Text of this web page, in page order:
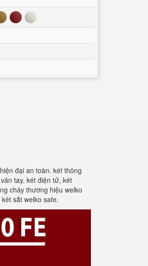
Đỏ Trắng
đại an toàn. két thông
tay, két điện tử, két
cháy thương hiệu welko
sắt welko safe.